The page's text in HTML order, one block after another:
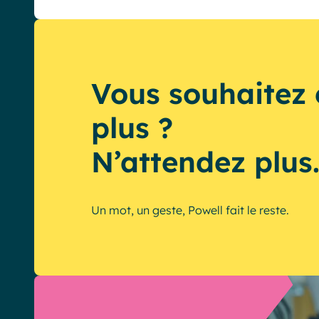
Vous souhaitez
plus ?
N’attendez plus.
Un mot, un geste, Powell fait le reste.